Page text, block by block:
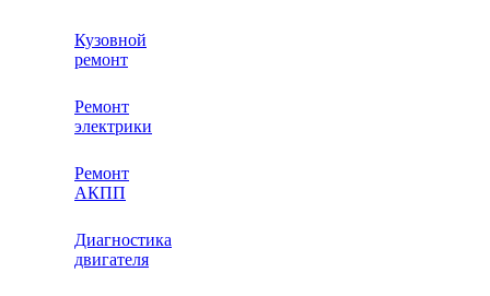
Кузовной
ремонт
Ремонт
электрики
Ремонт
АКПП
Диагностика
двигателя